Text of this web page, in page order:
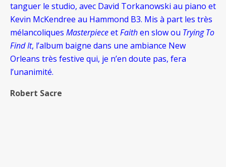
tanguer le studio, avec David Torkanowski au piano et
Kevin McKendree au Hammond B3. Mis à part les très
mélancoliques MasterpieceetFaithen slow ou Trying To
Find It, l’album baigne dans une ambiance New
Orleans très festive qui, je n’en doute pas, fera
l’unanimité.
Robert Sacre